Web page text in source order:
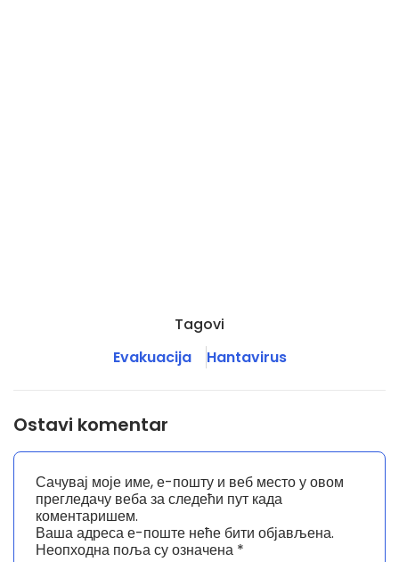
Tagovi
Evakuacija
Hantavirus
Ostavi komentar
Ваша адреса е-поште неће бити објављена.
Неопходна поља су означена *
Сачувај моје име, е-пошту и веб место у овом
прегледачу веба за следећи пут када
коментаришем.